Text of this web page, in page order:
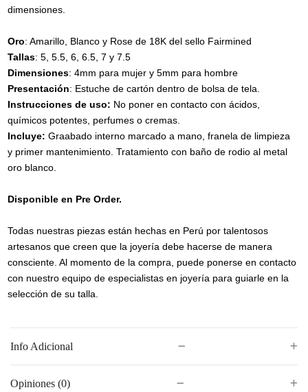
dimensiones.
Oro: Amarillo, Blanco y Rose de 18K del sello Fairmined
Tallas: 5, 5.5, 6, 6.5, 7 y 7.5
Dimensiones: 4mm para mujer y 5mm para hombre
Presentación: Estuche de cartón dentro de bolsa de tela.
Instrucciones de uso: No poner en contacto con ácidos,
químicos potentes, perfumes o cremas.
Incluye:Graabado interno marcado a mano, franela de limpieza
y primer mantenimiento. Tratamiento con baño de rodio al metal
oro blanco.
Disponible en Pre Order.
Todas nuestras piezas están hechas en Perú por talentosos
artesanos que creen que la joyería debe hacerse de manera
consciente. Al momento de la compra, puede ponerse en contacto
con nuestro equipo de especialistas en joyería para guiarle en la
selección de su talla.
Info Adicional
Opiniones (0)